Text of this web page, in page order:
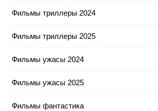
Фильмы триллеры 2024
Фильмы триллеры 2025
Фильмы ужасы 2024
Фильмы ужасы 2025
Фильмы фантастика